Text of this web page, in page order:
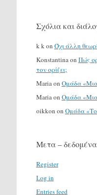
Σχόλια και
k kon Όχι άλλη
Konstantinaon Πώς
τον ορίζει;
Mariaon Ομάδα
Mariaon Ομάδα
oikkon on Ομάδα
Μετα – δεδομένα
Register
Log in
Entries feed